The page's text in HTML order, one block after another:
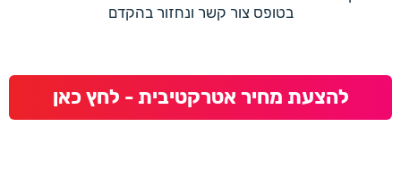
בטופס צור קשר ונחזור בהקדם
להצעת מחיר אטרקטיבית - לחץ כאן